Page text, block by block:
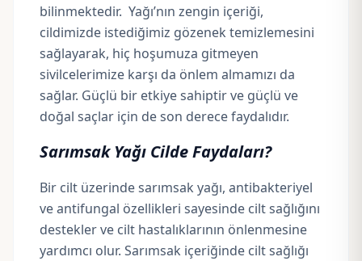
bilinmektedir. Yağı’nın zengin içeriği,
cildimizde istediğimiz gözenek temizlemesini
sağlayarak, hiç hoşumuza gitmeyen
sivilcelerimize karşı da önlem almamızı da
sağlar. Güçlü bir etkiye sahiptir ve güçlü ve
doğal saçlar için de son derece faydalıdır.
Sarımsak Yağı Cilde Faydaları?
Bir cilt üzerinde sarımsak yağı, antibakteriyel
ve antifungal özellikleri sayesinde cilt sağlığını
destekler ve cilt hastalıklarının önlenmesine
yardımcı olur. Sarımsak içeriğinde cilt sağlığı